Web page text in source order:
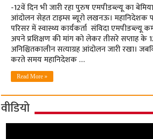
-12वें दिन भी जारी रहा पुरुष एमपीडब्‍ल्‍यू का
आंदोलन सेहत टाइम्‍स ब्‍यूरो लखनऊ। महानिदेशक
परिसर में स्वास्थ्य कार्यकर्ता संविदा एमपीडब्ल्यू
अपने प्रशिक्षण की मांग को लेकर तीसरे सप्ताह के
अनिश्चितकालीन सत्याग्रह आंदोलन जारी रखा।
करते समय महानिदेशक …
Read More »
वीडियो